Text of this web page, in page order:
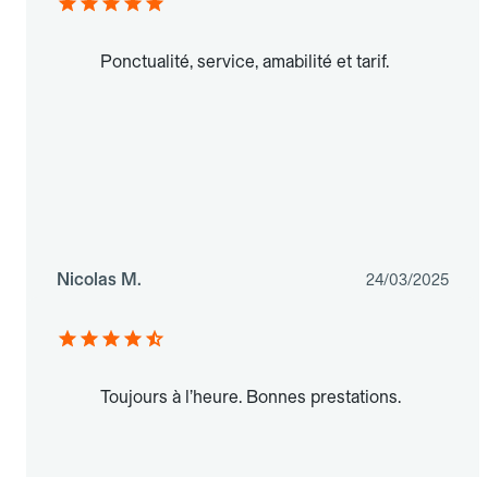
Ponctualité, service, amabilité et tarif.
Nicolas M. 24/03/2025
Toujours à l’heure. Bonnes prestations.